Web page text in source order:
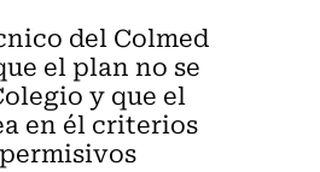
del Colmed
el plan no se
y que el
en él criterios